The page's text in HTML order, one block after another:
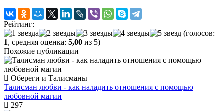
Рейтинг:
(голосов:
1, средняя оценка: 5,00 из 5)
Похожие публикации
Обереги и Талисманы
Талисман любви - как наладить отношения с помощью
любовной магии
297